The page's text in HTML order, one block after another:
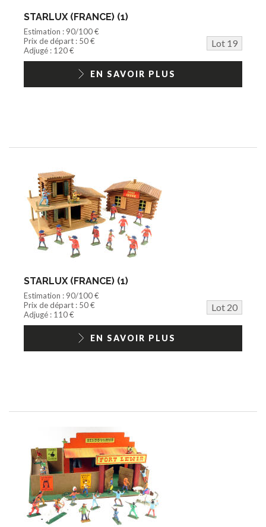
STARLUX (FRANCE) (1)
Estimation : 90/100 €
Prix de départ : 50 €
Lot 19
Adjugé : 120 €
EN SAVOIR PLUS
STARLUX (FRANCE) (1)
Estimation : 90/100 €
Prix de départ : 50 €
Lot 20
Adjugé : 110 €
EN SAVOIR PLUS